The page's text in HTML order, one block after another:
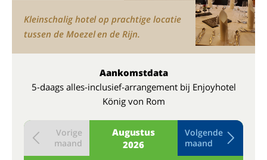
Kleinschalig hotel op prachtige locatie
tussen de Moezel en de Rijn.
Aankomstdata
5-daags alles-inclusief-arrangement bij Enjoyhotel
König von Rom
Augustus
2026
Vorige
maand
Volgende
maand